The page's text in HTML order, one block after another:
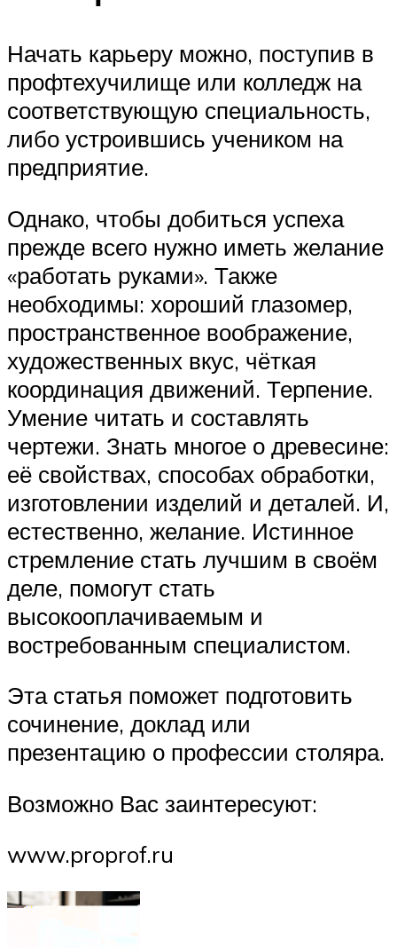
Начать карьеру можно, поступив в
профтехучилище или колледж на
соответствующую специальность,
либо устроившись учеником на
предприятие.
Однако, чтобы добиться успеха
прежде всего нужно иметь желание
«работать руками». Также
необходимы: хороший глазомер,
пространственное воображение,
художественных вкус, чёткая
координация движений. Терпение.
Умение читать и составлять
чертежи. Знать многое о древесине:
её свойствах, способах обработки,
изготовлении изделий и деталей. И,
естественно, желание. Истинное
стремление стать лучшим в своём
деле, помогут стать
высокооплачиваемым и
востребованным специалистом.
Эта статья поможет подготовить
сочинение, доклад или
презентацию о профессии столяра.
Возможно Вас заинтересуют:
www.proprof.ru